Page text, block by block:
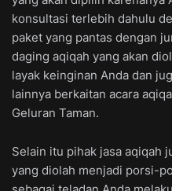
konsultasi terlebih dahulu
paket yang pantas dengan
daging aqiqah yang akan
layak keinginan Anda dan
lainnya berkaitan acara
Geluran Taman.
Selain itu pihak jasa aqiqah
yang diolah menjadi porsi-